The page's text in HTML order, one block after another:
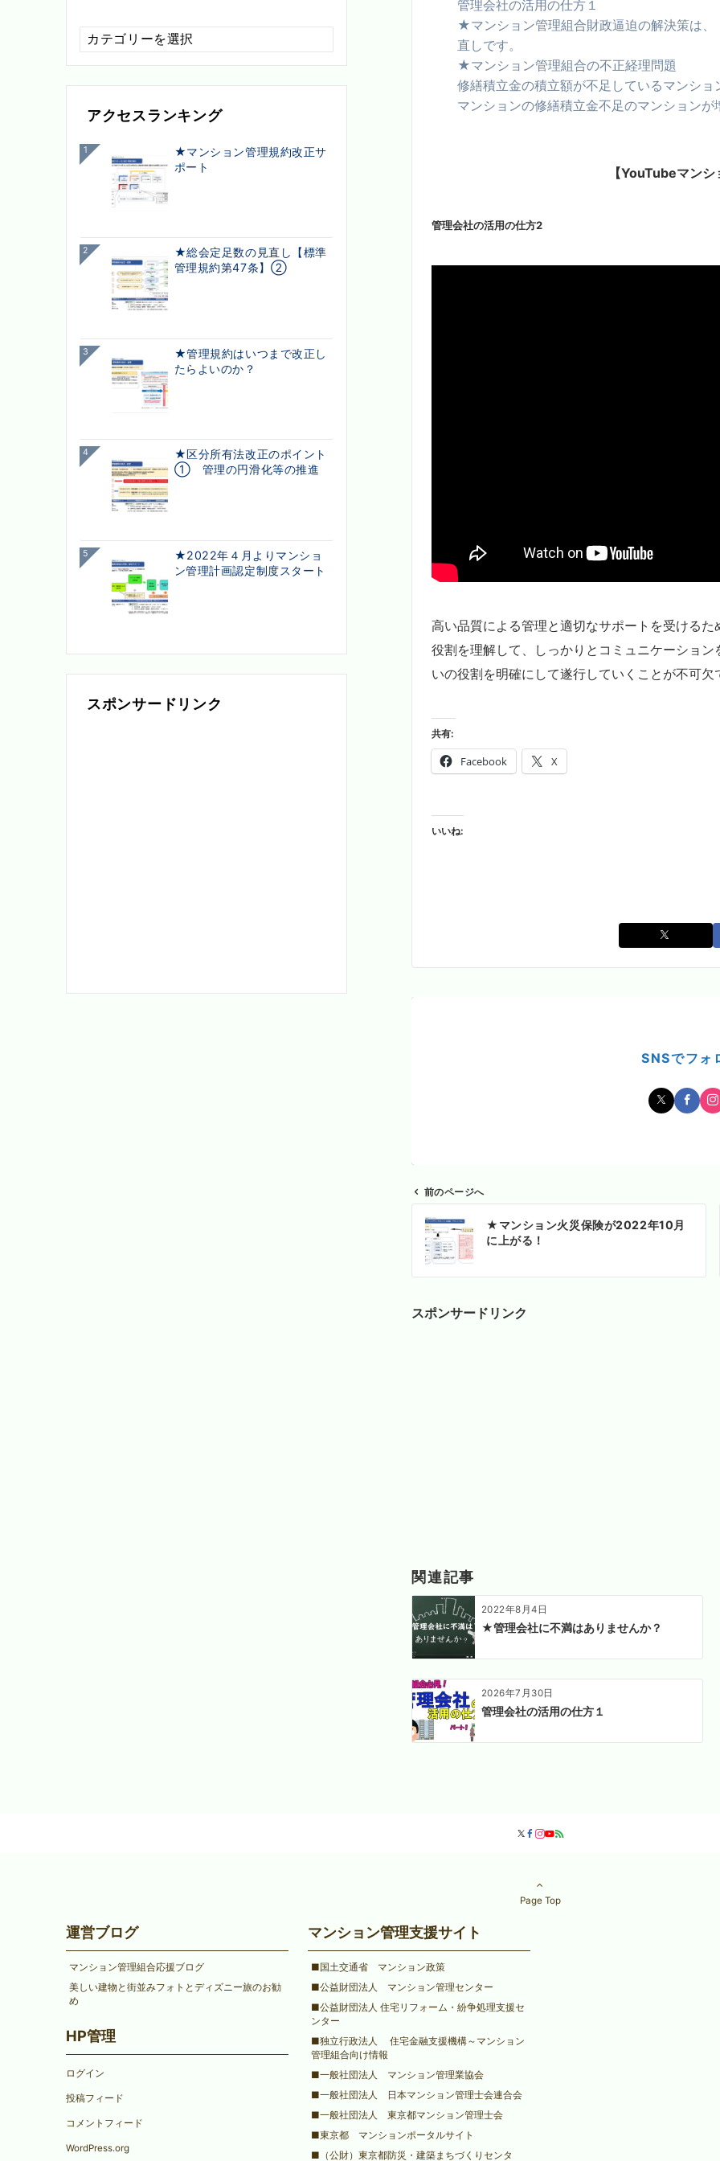
管理会社の活用の仕方１
★マンション管理組合財政逼迫の解決策は
直しです。
★マンション管理組合の不正経理問題
修繕積立金の積立額が不足しているマンショ
マンションの修繕積立金不足のマンションが
【YouTubeマンシ
管理会社の活用の仕方2
高い品質による管理と適切なサポートを受ける
役割を理解して、しっかりとコミュニケーショ
いの役割を明確にして遂行していくことが不可欠
共有:
Facebook X
いいね:
SNSでフォ
ビ
ー
前のページへ
★マンション火災保険が2022年10月
に上がる！
スポンサードリンク
関連記事
2022年8月4日
★管理会社に不満はありませんか？
2026年7月30日
管理会社の活用の仕方１
配
信
カ
リアクセスランキング
1
★マンション管理規約改正サ
ポート
2
★総会定足数の見直し【標準
管理規約第47条】②
3
★管理規約はいつまで改正し
たらよいのか？
4
★区分所有法改正のポイント
① 管理の円滑化等の推進
5
★2022年４月よりマンショ
ン管理計画認定制度スタート
スポンサードリンク
Page Top
運営ブログ
マンション管理組合応援ブログ
美しい建物と街並みフォトとディズニー旅のお勧
め
HP管理
ログイン
投稿フィード
コメントフィード
WordPress.org
マンション管理支援サイト
■国土交通省 マンション政策
■公益財団法人 マンション管理センター
■公益財団法人 住宅リフォーム・紛争処理支援セ
ンター
■独立行政法人 住宅金融支援機構～マンション
管理組合向け情報
■一般社団法人 マンション管理業協会
■一般社団法人 日本マンション管理士会連合会
■一般社団法人 東京都マンション管理士会
■東京都 マンションポータルサイト
■（公財）東京都防災・建築まちづくりセンタ